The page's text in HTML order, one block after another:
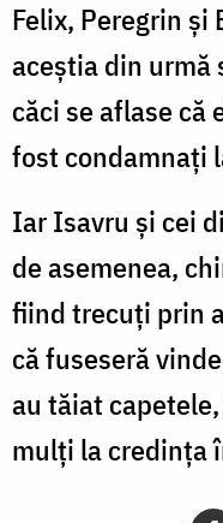
Felix, Peregrin
aceștia din urmă
căci se aflase că
fost condamnați
Iar Isavru și cei
de asemenea,
fiind trecuți prin
că fuseseră
au tăiat
mulți la credința